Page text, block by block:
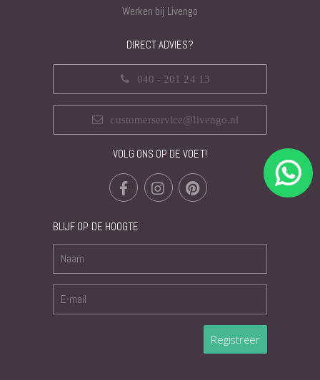
Werken bij Livengo
DIRECT ADVIES?
040 - 201 24 13
customerservice@livengo.nl
VOLG ONS OP DE VOET!
BLIJF OP DE HOOGTE
Registreer